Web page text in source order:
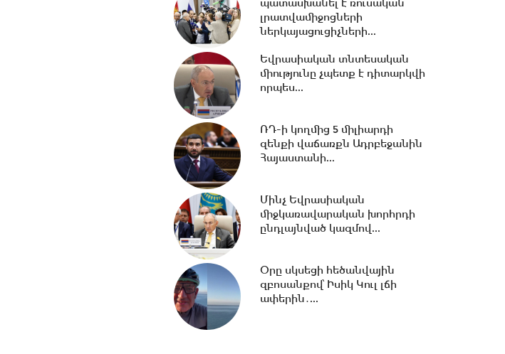
18:00 -Ազատ շփում Գնել
Սարգսյանի հետ | 06.08.2026
17:32 -Ռուսաստանը և
Հայաստանը քննարկում են
ներկայացուցչությունների...
16:31 -Բացահայտվել է Գագիկ
16:08 -Փոխարժեքներ և
15:37 -
պատասխանել է ռուսական
լրատվամիջոցների
ներկայացուցիչների...
Եվրասիական տնտեսական
միությունը չպետք է դիտարկվի
որպես...
ՌԴ-ի կողմից 5 միլիարդի
զենքի վաճառքն Ադրբեջանին
Հայաստանի...
Մինչ Եվրասիական
միջկառավարական խորհրդի
ընդլայնված կազմով...
Օրը սկսեցի հեծանվային
զբոսանքով՝ Իսիկ Կուլ լճի
ափերին․...